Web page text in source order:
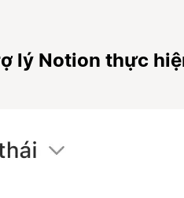
lý Notion thực